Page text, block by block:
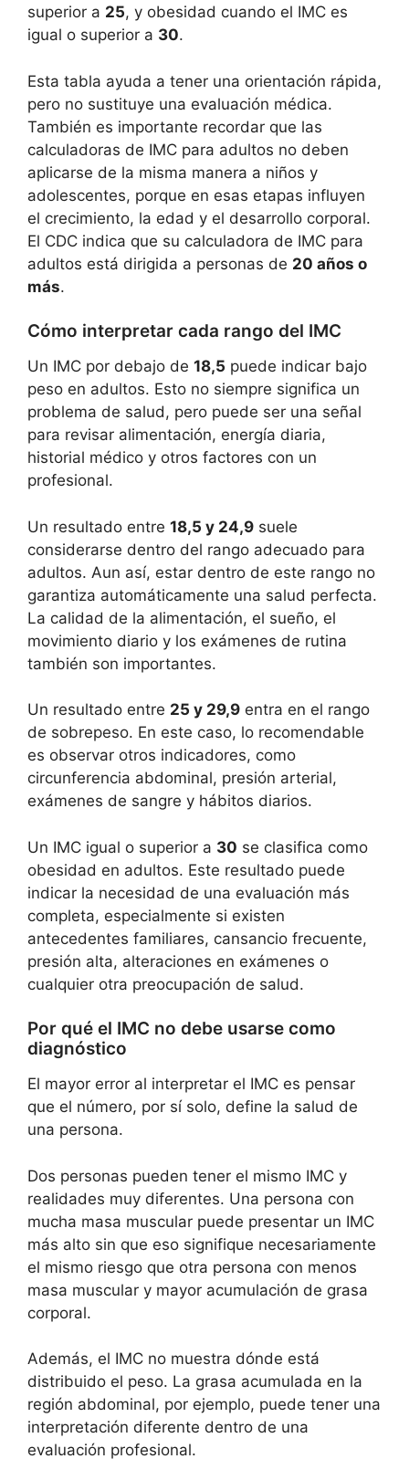
superior a 25, y obesidad cuando el IMC es
igual o superior a 30.
Esta tabla ayuda a tener una orientación rápida,
pero no sustituye una evaluación médica.
También es importante recordar que las
calculadoras de IMC para adultos no deben
aplicarse de la misma manera a niños y
adolescentes, porque en esas etapas influyen
el crecimiento, la edad y el desarrollo corporal.
El CDC indica que su calculadora de IMC para
adultos está dirigida a personas de 20 años o
más.
Cómo interpretar cada rango del IMC
Un IMC por debajo de 18,5 puede indicar bajo
peso en adultos. Esto no siempre significa un
problema de salud, pero puede ser una señal
para revisar alimentación, energía diaria,
historial médico y otros factores con un
profesional.
Un resultado entre 18,5 y 24,9 suele
considerarse dentro del rango adecuado para
adultos. Aun así, estar dentro de este rango no
garantiza automáticamente una salud perfecta.
La calidad de la alimentación, el sueño, el
movimiento diario y los exámenes de rutina
también son importantes.
Un resultado entre 25 y 29,9 entra en el rango
de sobrepeso. En este caso, lo recomendable
es observar otros indicadores, como
circunferencia abdominal, presión arterial,
exámenes de sangre y hábitos diarios.
Un IMC igual o superior a 30 se clasifica como
obesidad en adultos. Este resultado puede
indicar la necesidad de una evaluación más
completa, especialmente si existen
antecedentes familiares, cansancio frecuente,
presión alta, alteraciones en exámenes o
cualquier otra preocupación de salud.
Por qué el IMC no debe usarse como
diagnóstico
El mayor error al interpretar el IMC es pensar
que el número, por sí solo, define la salud de
una persona.
Dos personas pueden tener el mismo IMC y
realidades muy diferentes. Una persona con
mucha masa muscular puede presentar un IMC
más alto sin que eso signifique necesariamente
el mismo riesgo que otra persona con menos
masa muscular y mayor acumulación de grasa
corporal.
Además, el IMC no muestra dónde está
distribuido el peso. La grasa acumulada en la
región abdominal, por ejemplo, puede tener una
interpretación diferente dentro de una
evaluación profesional.